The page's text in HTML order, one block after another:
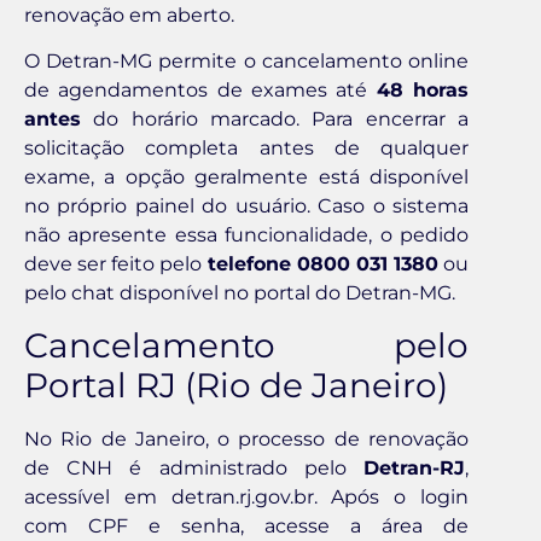
renovação em aberto.
O Detran-MG permite o cancelamento online
de agendamentos de exames até 48 horas
antes do horário marcado. Para encerrar a
solicitação completa antes de qualquer
exame, a opção geralmente está disponível
no próprio painel do usuário. Caso o sistema
não apresente essa funcionalidade, o pedido
deve ser feito pelo telefone 0800 031 1380ou
pelo chat disponível no portal do Detran-MG.
Cancelamento pelo
Portal RJ (Rio de Janeiro)
No Rio de Janeiro, o processo de renovação
de CNH é administrado pelo Detran-RJ,
acessível em detran.rj.gov.br. Após o login
com CPF e senha, acesse a área de